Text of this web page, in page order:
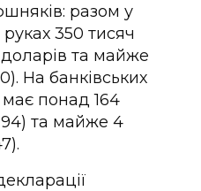
разом у
350 тисяч
доларів та майже
На банківських
понад 164
та майже 4